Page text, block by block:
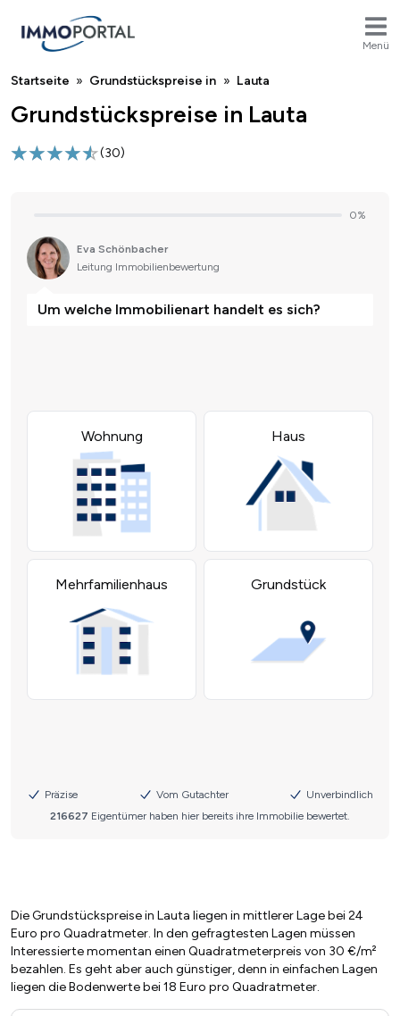
Menü
Breadcrumb
Startseite Grundstückspreise in Lauta
Grundstückspreise in Lauta
(30)
Die Grundstückspreise in Lauta liegen in mittlerer Lage bei 24
Euro pro Quadratmeter. In den gefragtesten Lagen müssen
Interessierte momentan einen Quadratmeterpreis von 30 €/m²
bezahlen. Es geht aber auch günstiger, denn in einfachen Lagen
liegen die Bodenwerte bei 18 Euro pro Quadratmeter.